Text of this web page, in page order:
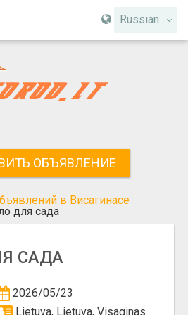
Russian
ОБЪЯВЛЕНИЕ
в Висагинасе
для сада
САДА
2026/05/23
Lietuva, Lietuva, Visaginas